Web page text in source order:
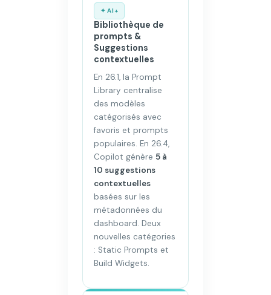
✦ AI+
Bibliothèque de
prompts &
Suggestions
contextuelles
En 26.1, la Prompt
Library centralise
des modèles
catégorisés avec
favoris et prompts
populaires. En 26.4,
Copilot génère 5 à
10 suggestions
contextuelles
basées sur les
métadonnées du
dashboard. Deux
nouvelles catégories
: Static Prompts et
Build Widgets.